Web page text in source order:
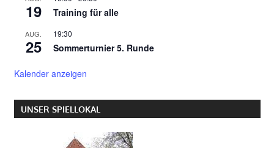
19 Training für alle
AUG.
25
19:30
Sommerturnier 5. Runde
Kalender anzeigen
UNSER SPIELLOKAL